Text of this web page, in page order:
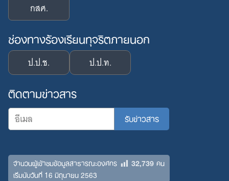
กสศ.
ช่องทางร้องเรียนทุจริตภายนอก
ป.ป.ช. ป.ป.ท.
ติดตามข่าวสาร
จำนวนผู้เข้าชมข้อมูลสาธารณะองค์กร 32,739คน
เริ่มนับวันที่ 16 มิถุนายน 2563